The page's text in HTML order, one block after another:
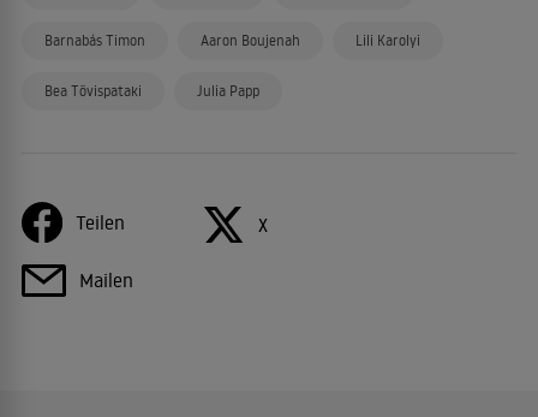
Barnabás Timon Aaron Boujenah Lili Karolyi
Bea Tövispataki Julia Papp
Teilen X
Mailen